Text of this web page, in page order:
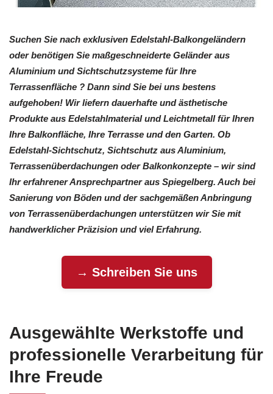
Suchen Sie nach exklusiven Edelstahl-Balkongeländern
oder benötigen Sie maßgeschneiderte Geländer aus
Aluminium und Sichtschutzsysteme für Ihre
Terrassenfläche ? Dann sind Sie bei uns bestens
aufgehoben! Wir liefern dauerhafte und ästhetische
Produkte aus Edelstahlmaterial und Leichtmetall für Ihren
Ihre Balkonfläche, Ihre Terrasse und den Garten. Ob
Edelstahl-Sichtschutz, Sichtschutz aus Aluminium,
Terrassenüberdachungen oder Balkonkonzepte – wir sind
Ihr erfahrener Ansprechpartner aus Spiegelberg. Auch bei
Sanierung von Böden und der sachgemäßen Anbringung
von Terrassenüberdachungen unterstützen wir Sie mit
handwerklicher Präzision und viel Erfahrung.
→ Schreiben Sie uns
Ausgewählte Werkstoffe und
professionelle Verarbeitung für
Ihre Freude